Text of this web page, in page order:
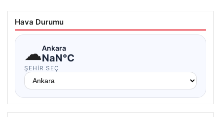
Hava Durumu
☁Ankara
NaN°C
ŞEHIR SEÇ